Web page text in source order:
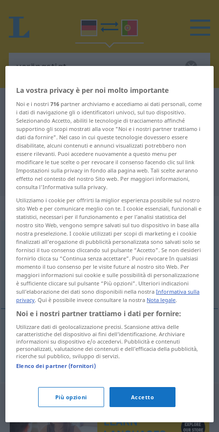
Dizionario Tedesco-Portoghese verängstigt
Traduzione Tedesco-Portoghese
per "verängstigt"
"verängstigt" traduzione
Portoghese
„verängstigt“
verängstigt
Panoramica di tutte le traduzion
(Fai clic sulla/Tocca traduzione per maggiori dettagli)
atemorizado, intimidado
atemorizado verängstigt
intimidado verängstigt
La vostra privacy è per noi molto importante
Noi e i nostri716 partner archiviamo e accediamo ai dati personali, come
i dati di navigazione gli o identificatori univoci, sul tuo dispositivo.
Selezionando Accetto, abiliti le tecnologie di tracciamento affinché
supportino gli scopi mostrati alla voce "Noi e i nostri partner trattiamo i
dati da fornire". Nel caso in cui queste tecnologie dovessero essere
disabilitate, alcuni contenuti e annunci visualizzati potrebbero non
essere rilevanti. Puoi accedere nuovamente a questo menu per
modificare le tue scelte o per revocare il consenso facendo clic sul link
Impostazioni sulla privacy in fondo alla pagina web. Tali scelte avranno
effetto nel contesto del nostro Sito web. Per maggiori informazioni,
consulta l'Informativa sulla privacy.
Utilizziamo i cookie per offrirti la miglior esperienza possibile sul nostro
sito Web e per comunicare meglio con te. I cookie essenziali, funzionali e
statistici, necessari per il funzionamento e per l’analisi statistica del
nostro sito Web, vengono sempre salvati sul tuo dispositivo in base alla
nostra preselezione. I cookie utilizzati per scopi di marketing e i cookie
finalizzati all’erogazione di pubblicità personalizzata sono salvati solo se
fornisci il tuo consenso cliccando sul pulsante “Accetto”. Se non desideri
fornirlo clicca su “Continua senza accettare”. Puoi revocare In qualsiasi
momento il tuo consenso per le visite future al nostro sito Web. Per
maggiori informazioni sui cookie e sulle possibilità di personalizzazione
è sufficiente cliccare sul pulsante “Più opzioni”. Ulteriori indicazioni
sull’elaborazione dei dati sono disponibili nella nostraInformativa sulla
privacy. Qui è possibile invece consultare la nostra Nota legale.
Noi e i nostri partner trattiamo i dati per fornire:
Utilizzare dati di geolocalizzazione precisi. Scansione attiva delle
caratteristiche del dispositivo ai fini dell’identificazione. Archiviare
informazioni su dispositivo e/o accedervi. Pubblicità e contenuti
personalizzati, valutazione dei contenuti e dell’efficacia della pubblicità,
ricerche sul pubblico, sviluppo di servizi.
Elenco dei partner (fornitori)
Più opzioni Accetto